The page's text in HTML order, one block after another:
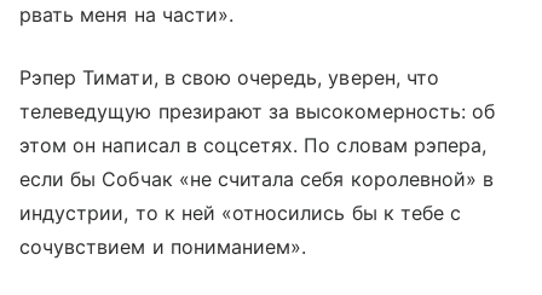
рвать меня на части».
Рэпер Тимати, в свою очередь, уверен, что
телеведущую презирают за высокомерность: об
этом он написал в соцсетях. По словам рэпера,
если бы Собчак «не считала себя королевной» в
индустрии, то к ней «относились бы к тебе с
сочувствием и пониманием».